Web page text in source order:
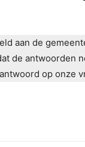
aan de
de antwoorden
op onze